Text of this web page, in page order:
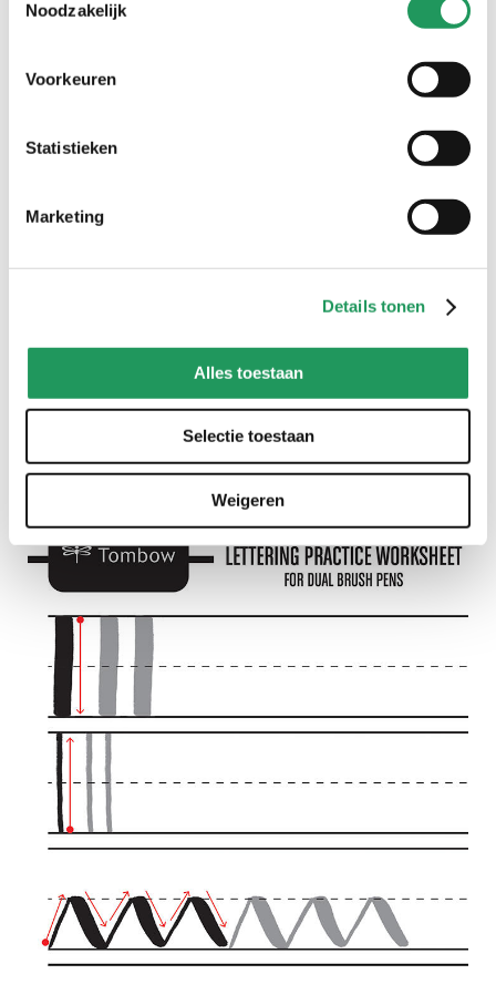
Noodzakelijk
Voorkeuren
Statistieken
Marketing
Details tonen
Alles toestaan
Selectie toestaan
Weigeren
Tombow ABT kleurenkaart